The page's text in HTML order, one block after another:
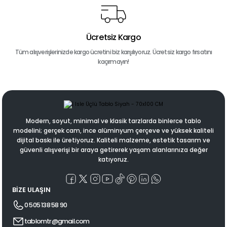
Ücretsiz Kargo
Tüm alışverişlerinizde kargo ücretini biz karşılıyoruz. Ücretsiz kargo fırsatını
kaçırmayın!
Modern, soyut, minimal ve klasik tarzlarda binlerce tablo
modelini; gerçek cam, ince alüminyum çerçeve ve yüksek kaliteli
dijital baskı ile üretiyoruz. Kaliteli malzeme, estetik tasarım ve
güvenli alışverişi bir araya getirerek yaşam alanlarınıza değer
katıyoruz.
BİZE ULAŞIN
0 505 138 58 90
tablomtr@gmail.com